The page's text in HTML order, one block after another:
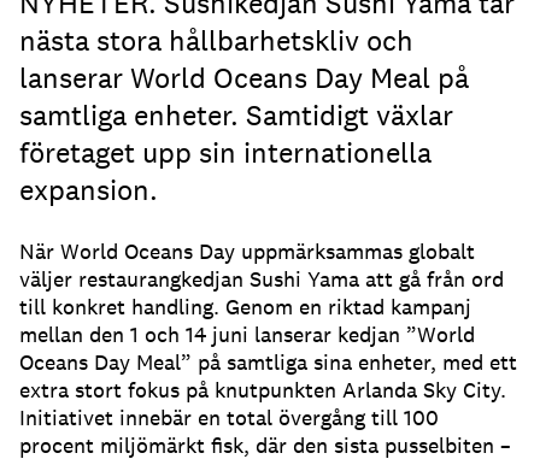
nästa stora hållbarhetskliv och
lanserar World Oceans Day Meal på
samtliga enheter. Samtidigt växlar
företaget upp sin internationella
expansion.
När World Oceans Day uppmärksammas globalt
väljer restaurangkedjan Sushi Yama att gå från ord
till konkret handling. Genom en riktad kampanj
mellan den 1 och 14 juni lanserar kedjan ”World
Oceans Day Meal” på samtliga sina enheter, med ett
extra stort fokus på knutpunkten Arlanda Sky City.
Initiativet innebär en total övergång till 100
procent miljömärkt fisk, där den sista pusselbiten –